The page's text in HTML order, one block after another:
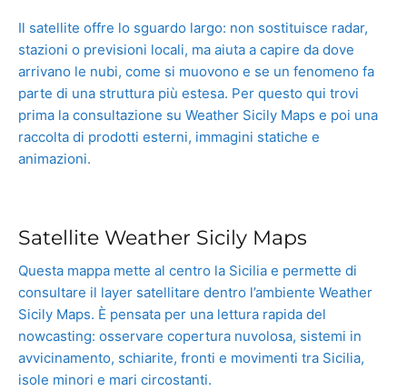
Il satellite offre lo sguardo largo: non sostituisce radar,
stazioni o previsioni locali, ma aiuta a capire da dove
arrivano le nubi, come si muovono e se un fenomeno fa
parte di una struttura più estesa. Per questo qui trovi
prima la consultazione su Weather Sicily Maps e poi una
raccolta di prodotti esterni, immagini statiche e
animazioni.
Satellite Weather Sicily Maps
Questa mappa mette al centro la Sicilia e permette di
consultare il layer satellitare dentro l’ambiente Weather
Sicily Maps. È pensata per una lettura rapida del
nowcasting: osservare copertura nuvolosa, sistemi in
avvicinamento, schiarite, fronti e movimenti tra Sicilia,
isole minori e mari circostanti.